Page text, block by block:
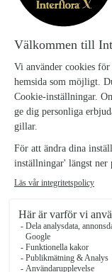
Floristens-blomstrande-vaxt-
väljer ut en vacker
dig att uppvakta och
Den lilla växten kan
mellan och stor kan
Sortimentet varierar
Antal